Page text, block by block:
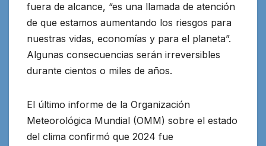
fuera de alcance, “es una llamada de atención
de que estamos aumentando los riesgos para
nuestras vidas, economías y para el planeta”.
Algunas consecuencias serán irreversibles
durante cientos o miles de años.
El último informe de la Organización
Meteorológica Mundial (OMM) sobre el estado
del clima confirmó que 2024 fue